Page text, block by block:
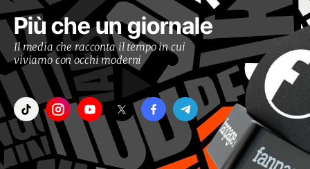
Più che un giornale
Il media che racconta il tempo in cui
viviamo con occhi moderni